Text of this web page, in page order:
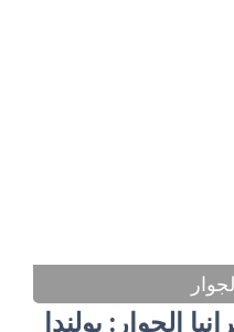
الجوار: بولندا